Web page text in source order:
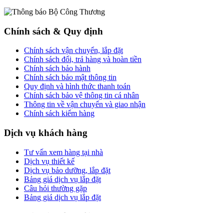
Chính sách & Quy định
Chính sách vận chuyển, lắp đặt
Chính sách đổi, trả hàng và hoàn tiền
Chính sách bảo hành
Chính sách bảo mật thông tin
Quy định và hình thức thanh toán
Chính sách bảo vệ thông tin cá nhân
Thông tin về vận chuyển và giao nhận
Chính sách kiểm hàng
Dịch vụ khách hàng
Tư vấn xem hàng tại nhà
Dịch vụ thiết kế
Dịch vụ bảo dưỡng, lắp đặt
Bảng giá dịch vụ lắp đặt
Câu hỏi thường gặp
Bảng giá dịch vụ lắp đặt